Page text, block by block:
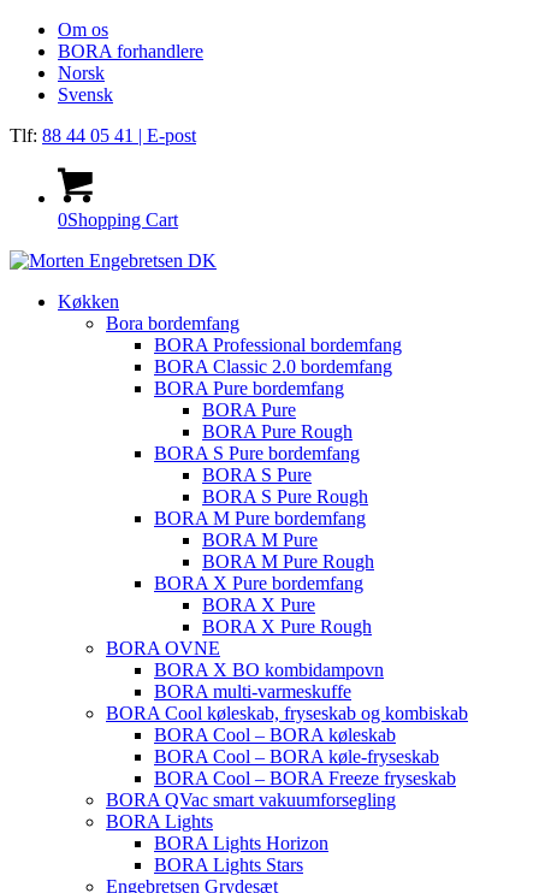
Om os
BORA forhandlere
Norsk
Svensk
Tlf: 88 44 05 41 | E-post
0Shopping Cart
Køkken
Bora bordemfang
BORA Professional bordemfang
BORA Classic 2.0 bordemfang
BORA Pure bordemfang
BORA Pure
BORA Pure Rough
BORA S Pure bordemfang
BORA S Pure
BORA S Pure Rough
BORA M Pure bordemfang
BORA M Pure
BORA M Pure Rough
BORA X Pure bordemfang
BORA X Pure
BORA X Pure Rough
BORA OVNE
BORA X BO kombidampovn
BORA multi-varmeskuffe
BORA Cool køleskab, fryseskab og kombiskab
BORA Cool – BORA køleskab
BORA Cool – BORA køle-fryseskab
BORA Cool – BORA Freeze fryseskab
BORA QVac smart vakuumforsegling
BORA Lights
BORA Lights Horizon
BORA Lights Stars
Engebretsen Grydesæt